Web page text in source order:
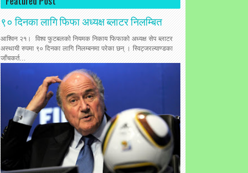
९० दिनका लागि फिफा अध्यक्ष ब्लाटर निलम्बित
आश्विन २१। विश्व फुटबलको नियमक निकाय फिफाको अध्यक्ष सेप ब्लाटर
अस्थायी रुपमा ९० दिनका लागि निलम्बनमा परेका छन् । स्विट्जरल्याण्डका
जाँचकर्त...